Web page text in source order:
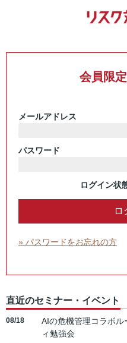
会員限
メールアドレス
パスワード
ログイン状
» パスワードをお忘れの方
直近のセミナー・イベント
08/18
AIの危機管理コラボ
ィ勉強会